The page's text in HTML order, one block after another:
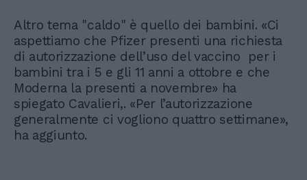
Altro tema "caldo" è quello dei bambini. «Ci
aspettiamo che Pfizer presenti una richiesta
di autorizzazione dell’uso del vaccino per i
bambini tra i 5 e gli 11 anni a ottobre e che
Moderna la presenti a novembre» ha
spiegato Cavalieri,. «Per l’autorizzazione
generalmente ci vogliono quattro settimane»,
ha aggiunto.